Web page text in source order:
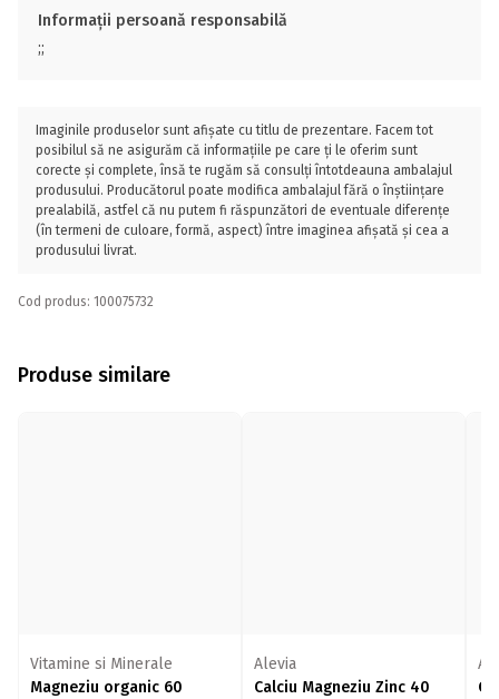
Informații persoană responsabilă
;;
Imaginile produselor sunt afișate cu titlu de prezentare. Facem tot
posibilul să ne asigurăm că informațiile pe care ți le oferim sunt
corecte și complete, însă te rugăm să consulți întotdeauna ambalajul
produsului. Producătorul poate modifica ambalajul fără o înștiințare
prealabilă, astfel că nu putem fi răspunzători de eventuale diferențe
(în termeni de culoare, formă, aspect) între imaginea afișată și cea a
produsului livrat.
Cod produs: 100075732
Produse similare
Vitamine si Minerale
Magneziu organic 60
Alevia
Calciu Magneziu Zinc 40